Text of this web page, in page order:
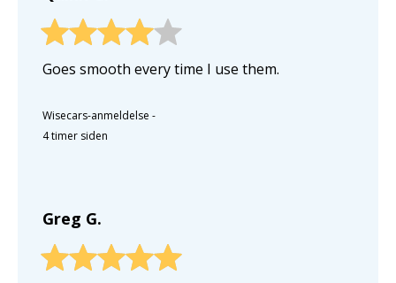
Goes smooth every time I use them.
Wisecars-anmeldelse -
4 timer siden
Greg G.